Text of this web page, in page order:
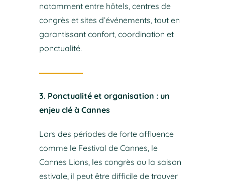
notamment entre hôtels, centres de
congrès et sites d’événements, tout en
garantissant confort, coordination et
ponctualité.
3. Ponctualité et organisation : un
enjeu clé à Cannes
Lors des périodes de forte affluence
comme le Festival de Cannes, le
Cannes Lions, les congrès ou la saison
estivale, il peut être difficile de trouver